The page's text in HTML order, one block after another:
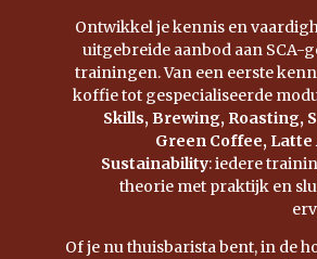
Ontwikkel je kennis en
uitgebreide aanbod aan SCA-
trainingen. Van een eerste
koffie tot gespecialiseerde
Skills, Brewing, Roasting,
Green Coffee, Latte
Sustainability: iedere
theorie met praktijk en
Of je nu thuisbarista bent, in de